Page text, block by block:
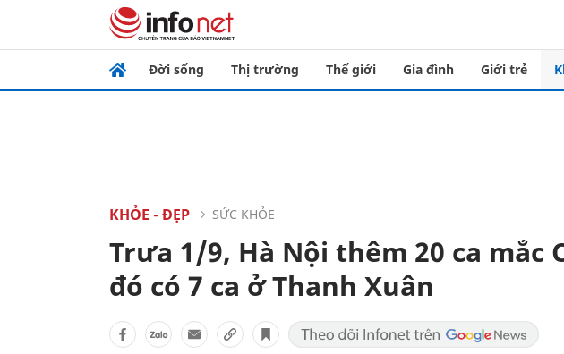
Đời sống Thị trường Thế giới Gia đình Giới trẻ
KHỎE - ĐẸP SỨC KHỎE
Trưa 1/9, Hà Nội thêm 20 ca mắc
đó có 7 ca ở Thanh Xuân